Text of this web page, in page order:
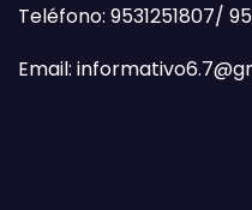
Teléfono: 9531251807/
Email: